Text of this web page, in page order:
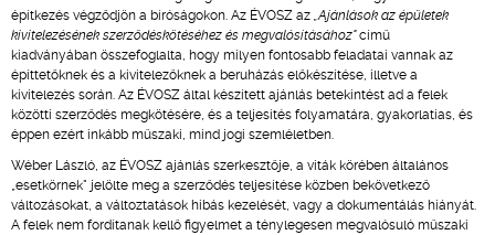
építkezés végződjön a bíróságokon. Az ÉVOSZ az „Ajánlások az épületek
kivitelezésének szerződéskötéséhez és megvalósításához"című
kiadványában összefoglalta, hogy milyen fontosabb feladatai vannak az
építtetőknek és a kivitelezőknek a beruházás előkészítése, illetve a
kivitelezés során. Az ÉVOSZ által készített ajánlás betekintést ad a felek
közötti szerződés megkötésére, és a teljesítés folyamatára, gyakorlatias, és
éppen ezért inkább műszaki, mind jogi szemléletben.
Wéber László, az ÉVOSZ ajánlás szerkesztője, a viták körében általános
„esetkörnek" jelölte meg a szerződés teljesítése közben bekövetkező
változásokat, a változtatások hibás kezelését, vagy a dokumentálás hiányát.
A felek nem fordítanak kellő figyelmet a ténylegesen megvalósuló műszaki